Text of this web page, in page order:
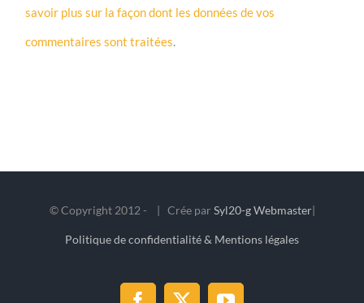
savoir plus sur la façon dont les données de vos
commentaires sont traitées.
© Copyright 2012 - | Crée par Syl20-g Webmaster|
Politique de confidentialité & Mentions légales